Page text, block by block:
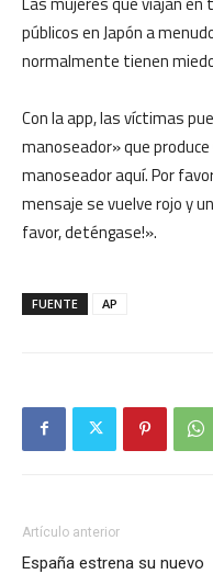
públicos en Japón a
normalmente tienen
Con la app, las víctimas
manoseador» que
manoseador aquí. Por
mensaje se vuelve rojo y
favor, deténgase!».
FUENTE AP
Artículo anterior
España estrena su nuevo